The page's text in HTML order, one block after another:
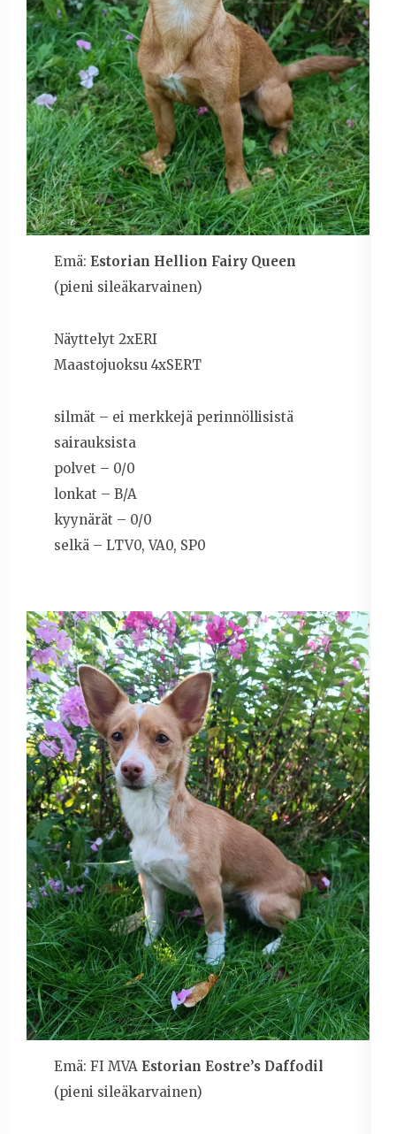
Emä: Estorian Hellion Fairy Queen
(pieni sileäkarvainen)
Näyttelyt 2xERI
Maastojuoksu 4xSERT
silmät – ei merkkejä perinnöllisistä
sairauksista
polvet – 0/0
lonkat – B/A
kyynärät – 0/0
selkä – LTV0, VA0, SP0
Emä: FI MVA Estorian Eostre’s Daffodil
(pieni sileäkarvainen)